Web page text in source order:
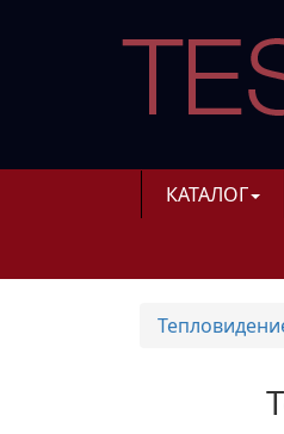
КАТАЛОГ